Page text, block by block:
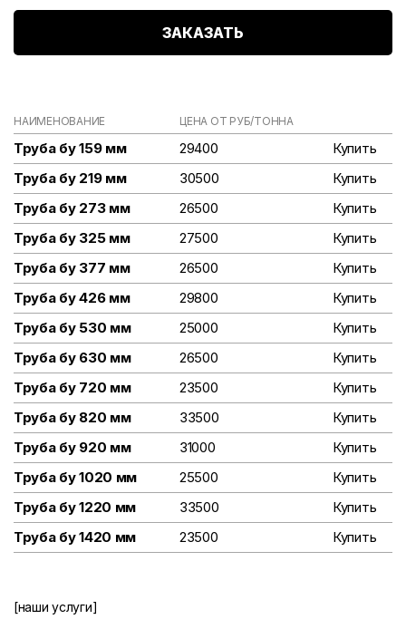
ЗАКАЗАТЬ
НАИМЕНОВАНИЕ ЦЕНА ОТ РУБ/ТОННА
Труба бу 159 мм 29400
Купить
Труба бу 219 мм
30500
Купить
Труба бу 273 мм
26500
Купить
Труба бу 325 мм
27500
Купить
Труба бу 377 мм
26500
Купить
Труба бу 426 мм
29800
Купить
Труба бу 530 мм
25000
Купить
Труба бу 630 мм
26500
Купить
Труба бу 720 мм
23500
Купить
Труба бу 820 мм
33500
Купить
Труба бу 920 мм
31000
Купить
Труба бу 1020 мм
25500
Купить
Труба бу 1220 мм
33500
Купить
Труба бу 1420 мм
23500 Купить
[наши услуги]